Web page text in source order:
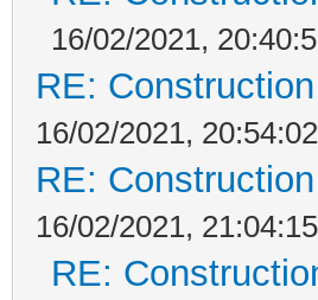
16/02/2021,
RE:
16/02/2021, 20:54:02
RE:
16/02/2021, 21:04:15
RE: